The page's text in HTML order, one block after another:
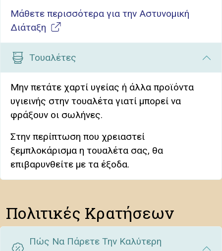
Μάθετε περισσότερα για την Αστυνομική
Διάταξη
Τουαλέτες
Μην πετάτε χαρτί υγείας ή άλλα προϊόντα
υγιεινής στην τουαλέτα γιατί μπορεί να
φράξουν οι σωλήνες.
Στην περίπτωση που χρειαστεί
ξεμπλοκάρισμα η τουαλέτα σας, θα
επιβαρυνθείτε με τα έξοδα.
Πολιτικές Κρατήσεων
Πώς Να Πάρετε Την Καλύτερη